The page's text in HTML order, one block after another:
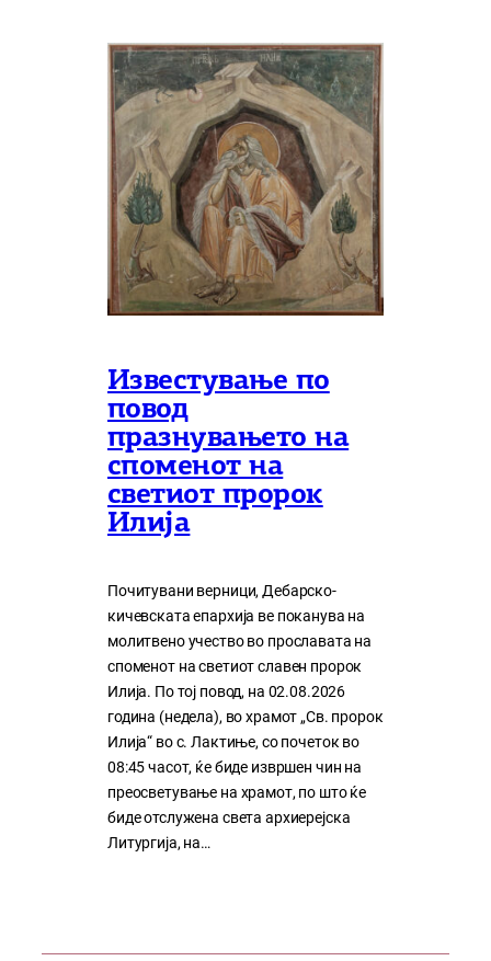
Известување по
повод
празнувањето на
споменот на
светиот пророк
Илија
Почитувани верници, Дебарско-
кичевската епархија ве поканува на
молитвено учество во прославата на
споменот на светиот славен пророк
Илија. По тој повод, на 02.08.2026
година (недела), во храмот „Св. пророк
Илија“ во с. Лактиње, со почеток во
08:45 часот, ќе биде извршен чин на
преосветување на храмот, по што ќе
биде отслужена света архиерејска
Литургија, на…